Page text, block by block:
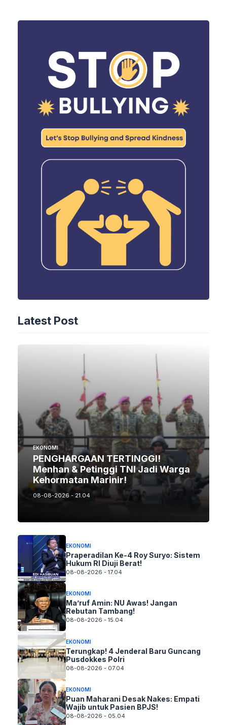
Latest Post
EKONOMI
PENGHARGAAN TERTINGGI!
Menhan & Petinggi TNI Jadi Warga
Kehormatan Marinir!
08-08-2026 - 21.04
EKONOMI
Praperadilan Ke-4 Roy Suryo: Sistem
Hukum RI Diuji Berat!
08-08-2026 - 17.04
EKONOMI
Ma’ruf Amin: NU Awas! Jangan
Rebutan Tambang!
08-08-2026 - 15.04
EKONOMI
Terungkap! 4 Jenderal Baru Guncang
Pusdokkes Polri
08-08-2026 - 07.04
EKONOMI
Puan Maharani Desak Nakes: Empati
Wajib untuk Pasien BPJS!
08-08-2026 - 05.04